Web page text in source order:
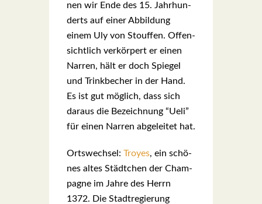
nen wir Ende des 15. Jahr­hun­
derts auf einer Abbil­dung
einem Uly von Stouf­fen. Offen­
sicht­lich ver­kör­pert er einen
Nar­ren, hält er doch Spie­gel
und Trink­be­cher in der Hand.
Es ist gut mög­lich, dass sich
dar­aus die Bezeich­nung “Ueli”
für einen Nar­ren abge­lei­tet hat.
Orts­wech­sel: Troyes, ein schö­
nes altes Städt­chen der Cham­
pa­gne im Jah­re des Herrn
1372. Die Stadt­re­gie­rung